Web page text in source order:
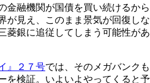
金融機関が国債を買い続けるから
が見え、このまま景気が回復しな
菱銀に追従してしまう可能性があ
』２７号では、そのメガバンクも
を検証。いよいよやってくると予